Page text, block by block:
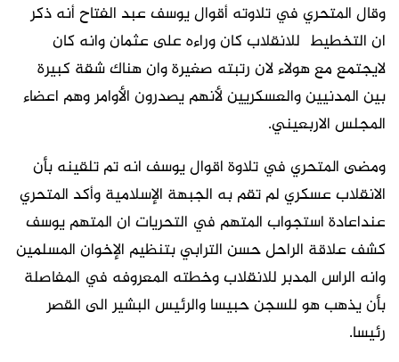
وقال المتحري في تلاوته أقوال يوسف عبد الفتاح أنه ذكر
ان التخطيط للانقلاب كان وراءه على عثمان وانه كان
لايجتمع مع هولاء لان رتبته صغيرة وان هناك شقة كبيرة
بين المدنيين والعسكريين لأنهم يصدرون الأوامر وهم اعضاء
المجلس الاربعيني.
ومضى المتحري في تلاوة اقوال يوسف انه تم تلقينه بأن
الانقلاب عسكري لم تقم به الجبهة الإسلامية وأكد المتحري
عنداعادة استجواب المتهم في التحريات ان المتهم يوسف
كشف علاقة الراحل حسن الترابي بتنظيم الإخوان المسلمين
وانه الراس المدبر للانقلاب وخطته المعروفه في المفاصلة
بأن يذهب هو للسجن حبيسا والرئيس البشير الى القصر
رئيسا.